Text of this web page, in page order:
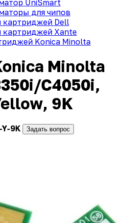
UniSmart
для чипов
картриджей Dell
картриджей Xante
Konica Minolta
Minolta
C4050i,
9K
9K Задать вопрос